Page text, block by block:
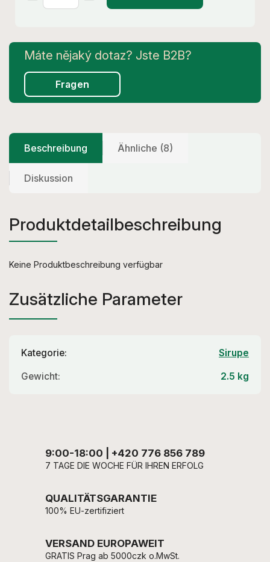
Fragen
9:00-18:00 | +420 776 856 789
7 TAGE DIE WOCHE FÜR IHREN ERFOLG
QUALITÄTSGARANTIE
100% EU-zertifiziert
VERSAND EUROPAWEIT
GRATIS Prag ab 5000czk o.MwSt.
Beschreibung Ähnliche (8)
Diskussion
Produktdetailbeschreibung
Keine Produktbeschreibung verfügbar
Zusätzliche Parameter
Kategorie: Sirupe
Gewicht: 2.5 kg